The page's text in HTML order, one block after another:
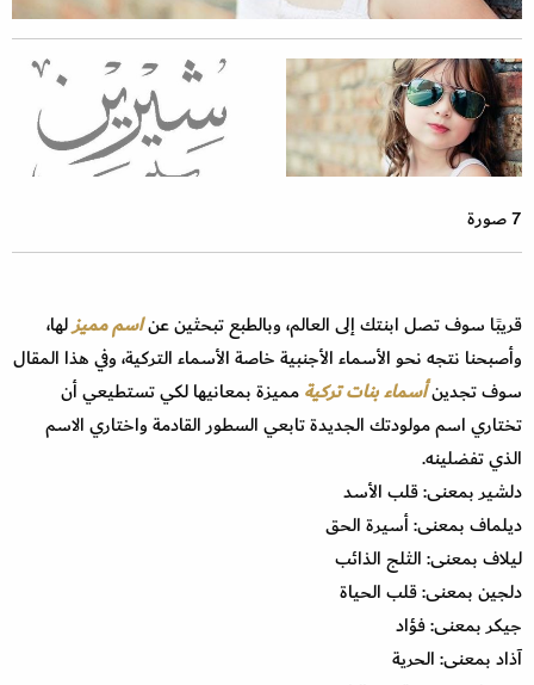
7 صورة
قريبًا سوف تصل ابنتك إلى العالم، وبالطبع تبحثين عناسم مميزلها،
وأصبحنا نتجه نحو الأسماء الأجنبية خاصة الأسماء التركية، وفي هذا المقال
سوف تجدينأسماء بنات تركيةمميزة بمعانيها لكي تستطيعي أن
تختاري اسم مولودتك الجديدة تابعي السطور القادمة واختاري الاسم
الذي تفضلينه.
دلشير بمعنى: قلب الأسد
ديلماف بمعنى: أسيرة الحق
ليلاف بمعنى: الثلج الذائب
دلجين بمعنى: قلب الحياة
جيكر بمعنى: فؤاد
آذاد بمعنى: الحرية